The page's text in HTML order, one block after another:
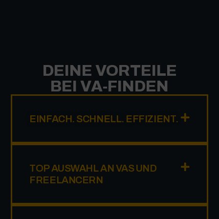
DEINE VORTEILE
BEI VA-FINDEN
EINFACH. SCHNELL. EFFIZIENT.
TOP AUSWAHL AN VAS UND
FREELANCERN